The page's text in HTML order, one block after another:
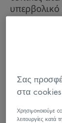
Χωρίς
ουσιών
Προστασία
Σας
στα cookies
Χρησιμοποιούμε
λειτουργίες κατά